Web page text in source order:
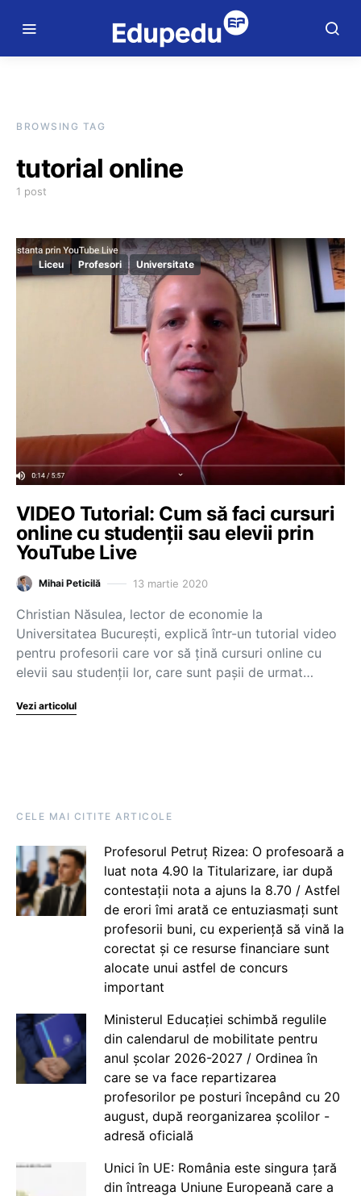
BROWSING TAG
tutorial online
1 post
Liceu Profesori Universitate
VIDEO Tutorial: Cum să faci cursuri
online cu studenții sau elevii prin
YouTube Live
Mihai Peticilă 13 martie 2020
Christian Năsulea, lector de economie la
Universitatea București, explică într-un tutorial video
pentru profesorii care vor să țină cursuri online cu
elevii sau studenții lor, care sunt pașii de urmat…
Vezi articolul
CELE MAI CITITE ARTICOLE
Profesorul Petruț Rizea: O profesoară a
luat nota 4.90 la Titularizare, iar după
contestații nota a ajuns la 8.70 / Astfel
de erori îmi arată ce entuziasmați sunt
profesorii buni, cu experiență să vină la
corectat și ce resurse financiare sunt
alocate unui astfel de concurs
important
Ministerul Educației schimbă regulile
din calendarul de mobilitate pentru
anul școlar 2026-2027 / Ordinea în
care se va face repartizarea
profesorilor pe posturi începând cu 20
august, după reorganizarea școlilor -
adresă oficială
Unici în UE: România este singura țară
din întreaga Uniune Europeană care a